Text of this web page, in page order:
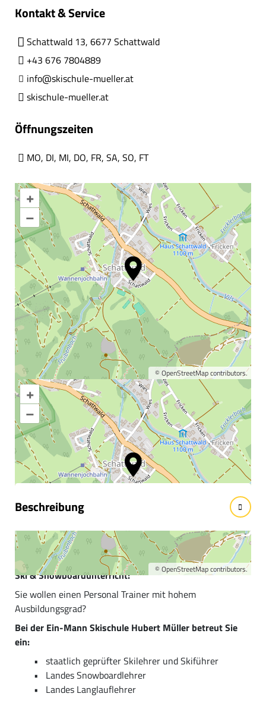
Kontakt & Service
Schattwald 13, 6677 Schattwald
+43 676 7804889
info@skischule-mueller.at
skischule-mueller.at
Öffnungszeiten
MO, DI, MI, DO, FR, SA, SO, FT
+
–
© OpenStreetMapcontributors.
+
–
© OpenStreetMapcontributors.
Karte vergrößern
Informationen &
Wissenswertes
Beschreibung
Herzlich Willkommen in der Ein-Mann Skischule von
Hubert Müller im Tannheimertal.
Ski & Snowboardunterricht:
Sie wollen einen Personal Trainer mit hohem
Ausbildungsgrad?
Bei der Ein-Mann Skischule Hubert Müller betreut Sie
ein:
staatlich geprüfter Skilehrer und Skiführer
Landes Snowboardlehrer
Landes Langlauflehrer